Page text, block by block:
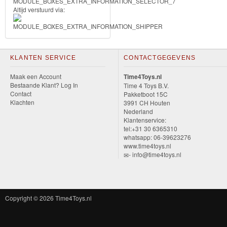
Diego
Hello
Kitty
Blaze
Looney
tunes
Fairies
Altijd verstuurd via:
KLANTEN SERVICE
Maak een Account
Bestaande Klant? Log In
Contact
Klachten
CONTACTGEGEVENS
Time4Toys.nl
Time 4 Toys B.V.
Pakketboot 15C
3991 CH Houten
Nederland
Klantenservice:
tel:+31 30 6365310
whatsapp: 06-39623276
www.time4toys.nl
- info@time4toys.nl
Copyright © 2026 Time4Toys.nl